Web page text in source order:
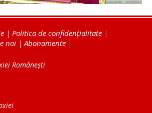
| Politica de confidențialitate |
noi | Abonamente |
Românești